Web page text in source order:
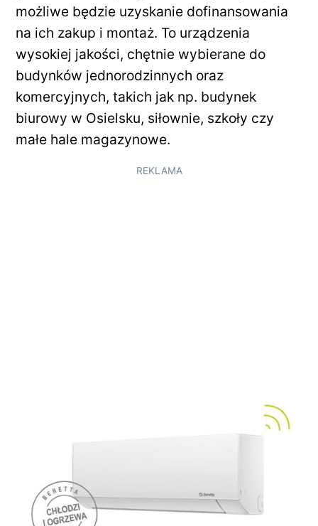
możliwe będzie uzyskanie dofinansowania
na ich zakup i montaż. To urządzenia
wysokiej jakości, chętnie wybierane do
budynków jednorodzinnych oraz
komercyjnych, takich jak np. budynek
biurowy w Osielsku, siłownie, szkoły czy
małe hale magazynowe.
REKLAMA